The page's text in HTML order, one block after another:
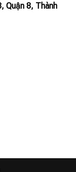
Quận 8, Thành